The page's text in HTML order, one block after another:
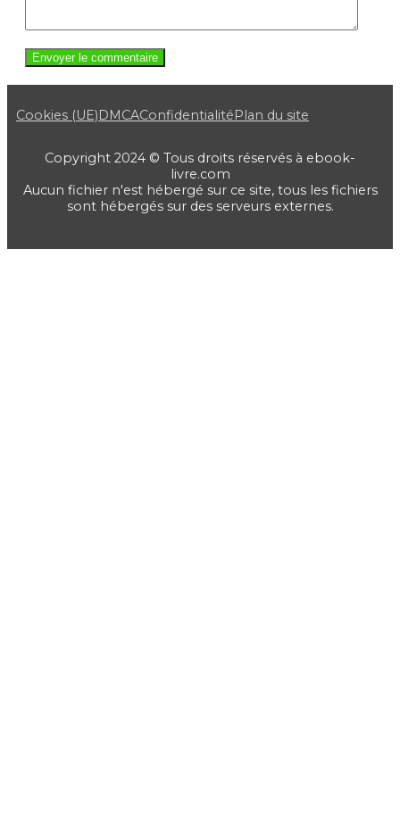
Cookies (UE) DMCAConfidentialité Plan du site
Copyright 2024 © Tous droits réservés à ebook-
livre.com
Aucun fichier n'est hébergé sur ce site, tous les fichiers
sont hébergés sur des serveurs externes.